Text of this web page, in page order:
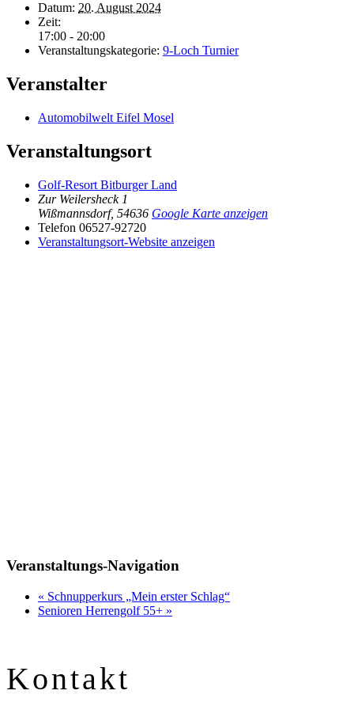
Datum: 20. August 2024
Zeit:
17:00 - 20:00
Veranstaltungskategorie: 9-Loch Turnier
Veranstalter
Automobilwelt Eifel Mosel
Veranstaltungsort
Golf-Resort Bitburger Land
Zur Weilersheck 1
Wißmannsdorf, 54636 Google Karte anzeigen
Telefon 06527-92720
Veranstaltungsort-Website anzeigen
Veranstaltungs-Navigation
« Schnupperkurs „Mein erster Schlag“
Senioren Herrengolf 55+ »
Kontakt